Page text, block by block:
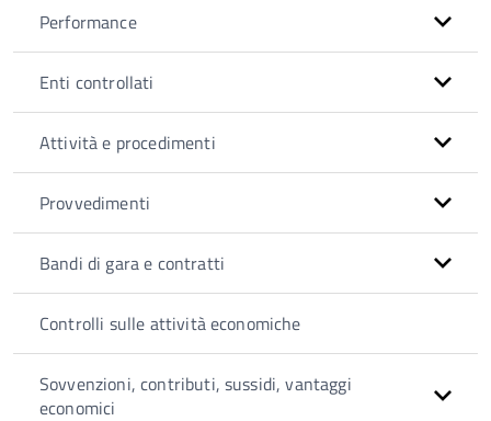
Performance
Enti controllati
Attività e procedimenti
Provvedimenti
Bandi di gara e contratti
Controlli sulle attività economiche
Sovvenzioni, contributi, sussidi, vantaggi
economici